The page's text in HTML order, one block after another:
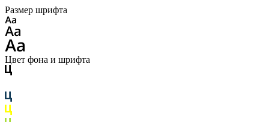
Размер шрифта
Цвет фона и шрифта